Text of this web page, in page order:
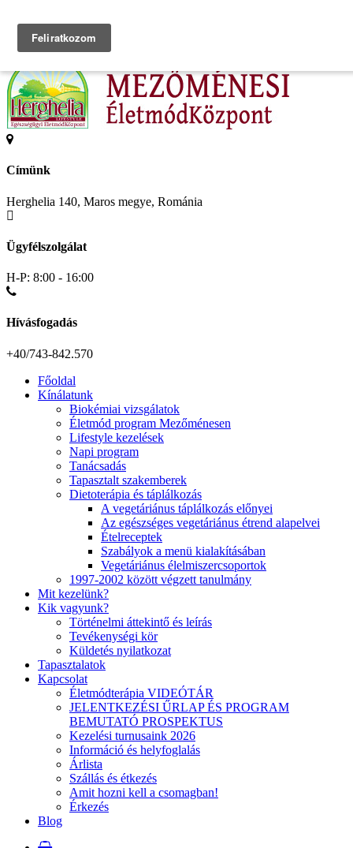
Search
Címünk
Herghelia 140, Maros megye, Románia
Ügyfélszolgálat
H-P: 8:00 - 16:00
Hívásfogadás
+40/743-842.570
Főoldal
Kínálatunk
Biokémiai vizsgálatok
Életmód program Mezőménesen
Lifestyle kezelések
Napi program
Tanácsadás
Tapasztalt szakemberek
Dietoterápia és táplálkozás
A vegetáriánus táplálkozás előnyei
Az egészséges vegetáriánus étrend alapelvei
Ételreceptek
Szabályok a menü kialakításában
Vegetáriánus élelmiszercsoportok
1997-2002 között végzett tanulmány
Mit kezelünk?
Kik vagyunk?
Történelmi áttekintő és leírás
Tevékenységi kör
Küldetés nyilatkozat
Tapasztalatok
Kapcsolat
Életmódterápia VIDEÓTÁR
JELENTKEZÉSI ŰRLAP ÉS PROGRAM
BEMUTATÓ PROSPEKTUS
Kezelési turnusaink 2026
Információ és helyfoglalás
Árlista
Szállás és étkezés
Amit hozni kell a csomagban!
Érkezés
Blog